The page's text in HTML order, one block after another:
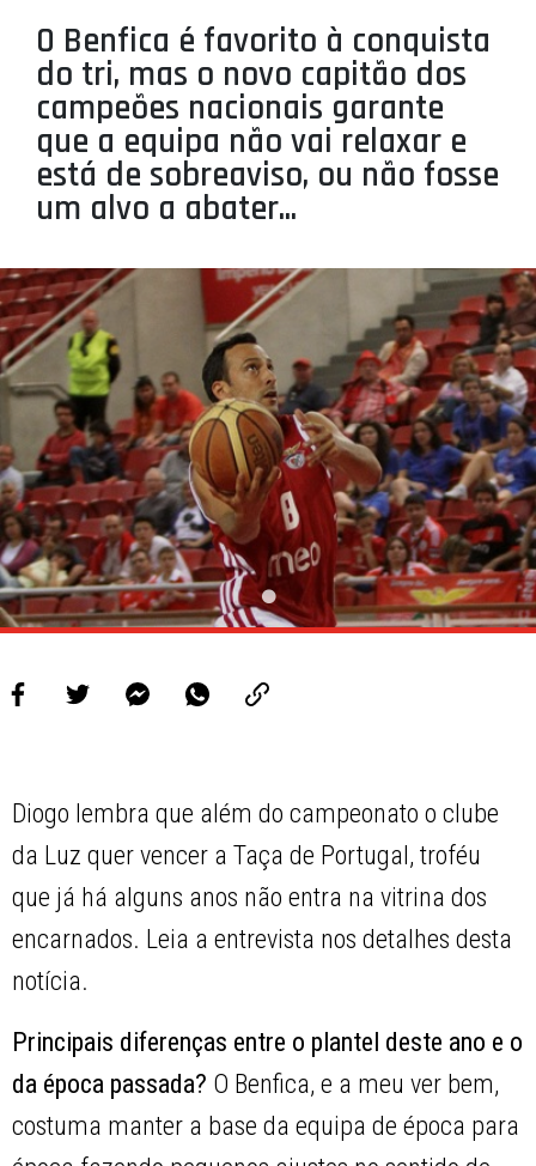
PROJETOS
LIGA BETCLIC MASCULINA
LIGA BETCLIC FEMININA
O Benfica é favorito à conquista
do tri, mas o novo capitão dos
campeões nacionais garante
que a equipa não vai relaxar e
está de sobreaviso, ou não fosse
um alvo a abater...
Diogo lembra que além do campeonato o clube
da Luz quer vencer a Taça de Portugal, troféu
que já há alguns anos não entra na vitrina dos
encarnados. Leia a entrevista nos detalhes desta
notícia.
Principais diferenças entre o plantel deste ano e o
da época passada? O Benfica, e a meu ver bem,
costuma manter a base da equipa de época para